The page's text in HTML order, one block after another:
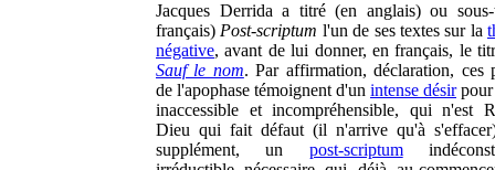
Jacques Derrida a titré (en anglais) ou
français) Post-scriptum l'un de ses textes sur la
négative, avant de lui donner, en français, le
Sauf le nom. Par affirmation, déclaration, ces
de l'apophase témoignent d'un intense désirpour
inaccessible et incompréhensible, qui n'est
Dieu qui fait défaut (il n'arrive qu'à
supplément, un post-scriptum